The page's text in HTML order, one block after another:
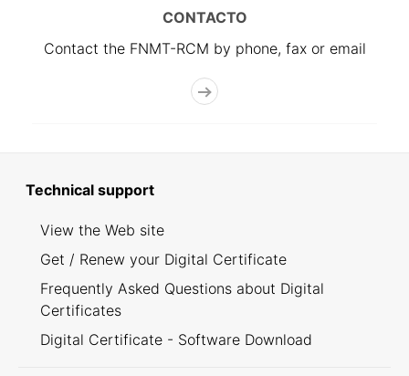
CONTACTO
Contact the FNMT-RCM by phone, fax or email
Technical support
View the Web site
Get / Renew your Digital Certificate
Frequently Asked Questions about Digital
Certificates
Digital Certificate - Software Download